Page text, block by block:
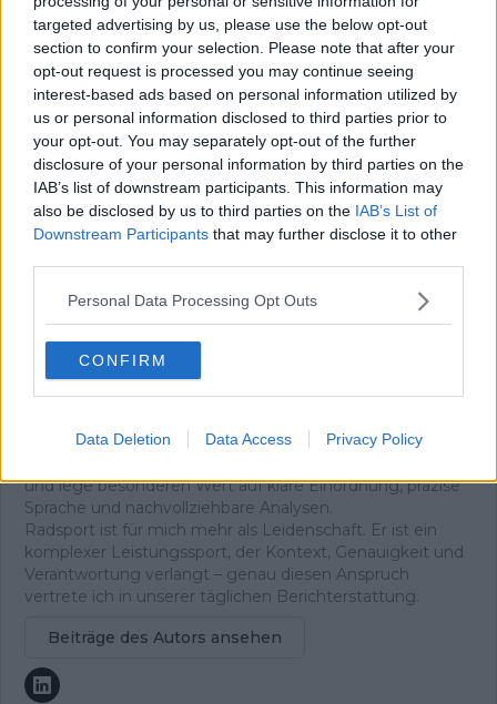
targeted advertising by us, please use the below opt-out
section to confirm your selection. Please note that after your
opt-out request is processed you may continue seeing
interest-based ads based on personal information utilized by
us or personal information disclosed to third parties prior to
your opt-out. You may separately opt-out of the further
disclosure of your personal information by third parties on the
IAB’s list of downstream participants. This information may
also be disclosed by us to third parties on the IAB’s List of
Downstream Participants that may further disclose it to other
Personal Data Processing Opt Outs
CONFIRM
Data Deletion Data Access Privacy Policy
anschließend Morzine-Avoriaz. Proviant: eine Tüte
Kirschen, kein Wasser, keine Erfahrung. Von Les Gets aus
wurde es trotzdem der glücklichste Tag meines Lebens.
Als ich die Häuser auf halber Höhe des Joux Plane
erreichte, wusste ich, dass ich nicht aufhören würde zu
treten. Oben angekommen trank ich an einem
Baumstamm – und spürte eine Freude, die ich bis heute
mit dem Radsport verbinde. Im Tal stand die
Entscheidung an: zurück oder weiter nach Avoriaz. Ich
fuhr weiter, ohne anzuhalten, und schaffte auch den
zweiten Anstieg. Mit meinem knallroten, eigentlich
lächerlichen Rad überholte ich Fahrer auf echten
Dieses unverfälschte Gefühl begleitet mich bis heute –
und es ist der Ursprung meiner Arbeit. Ich bin
Chefredakteur von Radsportaktuell.de und verantworte
die redaktionelle Ausrichtung der Plattform:
Themenpriorisierung, Qualitätsstandards, Faktenprüfung
neue, verifizierte Informationen vorliegen. Neben der
und lege besonderen Wert auf klare Einordnung, präzise
Sprache und nachvollziehbare Analysen.
Radsport ist für mich mehr als Leidenschaft. Er ist ein
komplexer Leistungssport, der Kontext, Genauigkeit und
Verantwortung verlangt – genau diesen Anspruch
vertrete ich in unserer täglichen Berichterstattung.
Beiträge des Autors ansehen